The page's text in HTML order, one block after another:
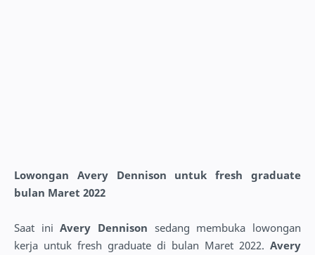
Lowongan Avery Dennison untuk fresh graduate
bulan Maret 2022
Saat iniAvery Dennison sedang membuka lowongan
kerja untuk fresh graduate di bulan Maret 2022. Avery